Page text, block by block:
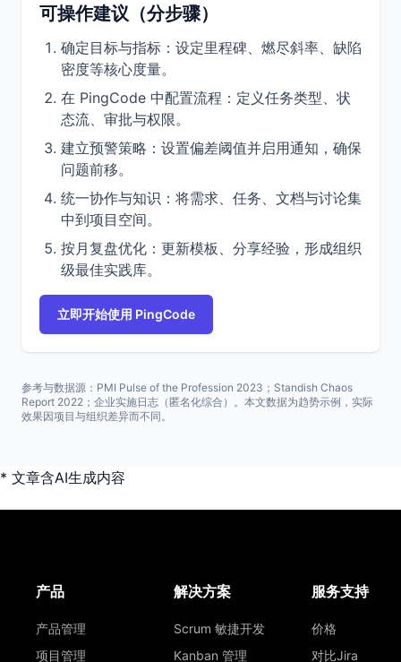
可操作建议（分步骤）
确定目标与指标：设定里程碑、燃尽斜率、缺陷
密度等核心度量。
在 PingCode 中配置流程：定义任务类型、状
态流、审批与权限。
建立预警策略：设置偏差阈值并启用通知，确保
问题前移。
统一协作与知识：将需求、任务、文档与讨论集
中到项目空间。
按月复盘优化：更新模板、分享经验，形成组织
级最佳实践库。
立即开始使用 PingCode
参考与数据源：PMI Pulse of the Profession 2023；Standish Chaos
Report 2022；企业实施日志（匿名化综合）。本文数据为趋势示例，实际
效果因项目与组织差异而不同。
* 文章含AI生成内容
产品
产品管理
项目管理
解决方案
Scrum 敏捷开发
Kanban 管理
服务支持
价格
对比Jira